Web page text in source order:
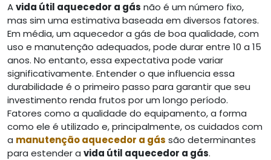
Avida útil aquecedor a gás não é um número fixo,
mas sim uma estimativa baseada em diversos fatores.
Em média, um aquecedor a gás de boa qualidade, com
uso e manutenção adequados, pode durar entre 10 a 15
anos. No entanto, essa expectativa pode variar
significativamente. Entender o que influencia essa
durabilidade é o primeiro passo para garantir que seu
investimento renda frutos por um longo período.
Fatores como a qualidade do equipamento, a forma
como ele é utilizado e, principalmente, os cuidados com
a manutenção aquecedor a gás são determinantes
para estender a vida útil aquecedor a gás.